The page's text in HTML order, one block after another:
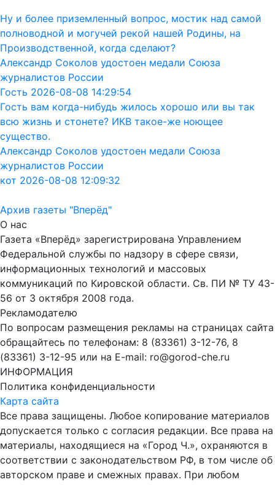
Ну и более приземленный вопрос, мостик над самой
полноводной и могучей рекой нашей Родины, на
Производственной, когда сделают?
Александр Соколов удостоен медали Союза
журналистов России
Гость 2026-08-08 14:29:54
Гость вам когда-нибудь жилось хорошо или вы так
всю жизнь и стонете? ИКВ такое-же ноющее
существо.
Александр Соколов удостоен медали Союза
журналистов России
кот 2026-08-08 12:09:32
Архив газеты "Вперёд"
О нас
Газета «Вперёд» зарегистрирована Управлением
Федеральной службы по надзору в сфере связи,
информационных технологий и массовых
коммуникаций по Кировской области. Св. ПИ № ТУ 43-
56 от 3 октября 2008 года.
Рекламодателю
По вопросам размещения рекламы на страницах сайта
обращайтесь по телефонам: 8 (83361) 3-12-76, 8
(83361) 3-12-95 или на E-mail: ro@gorod-che.ru
ИНФОРМАЦИЯ
Политика конфиденциальности
Карта сайта
Все права защищены. Любое копирование материалов
допускается только с согласия редакции. Все права на
материалы, находящиеся на «Город Ч.», охраняются в
соответствии с законодательством РФ, в том числе об
авторском праве и смежных правах. При любом